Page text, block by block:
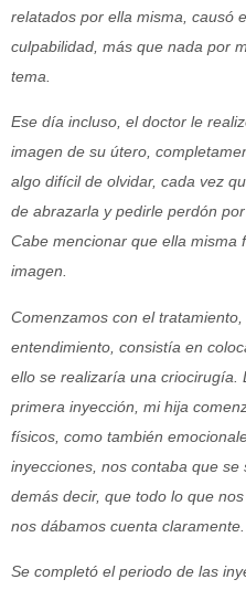
relatados por ella misma, causó
culpabilidad, más que nada por
tema.
Ese día incluso, el doctor le
imagen de su útero,
algo difícil de olvidar, cada vez
de abrazarla y pedirle perdón
Cabe mencionar que ella misma
imagen.
Comenzamos con el
entendimiento, consistía en
ello se realizaría una criocirugía.
primera inyección, mi hija
físicos, como también
inyecciones, nos contaba que
demás decir, que todo lo que
nos dábamos cuenta claramente.
Se completó el periodo de las